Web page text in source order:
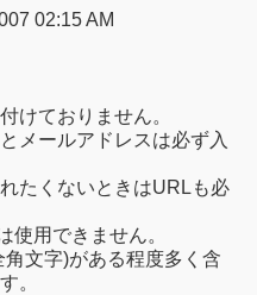
02:15 AM
けておりません。
メールアドレスは必ず入
たくないときはURLも必
使用できません。
文字)がある程度多く含
。